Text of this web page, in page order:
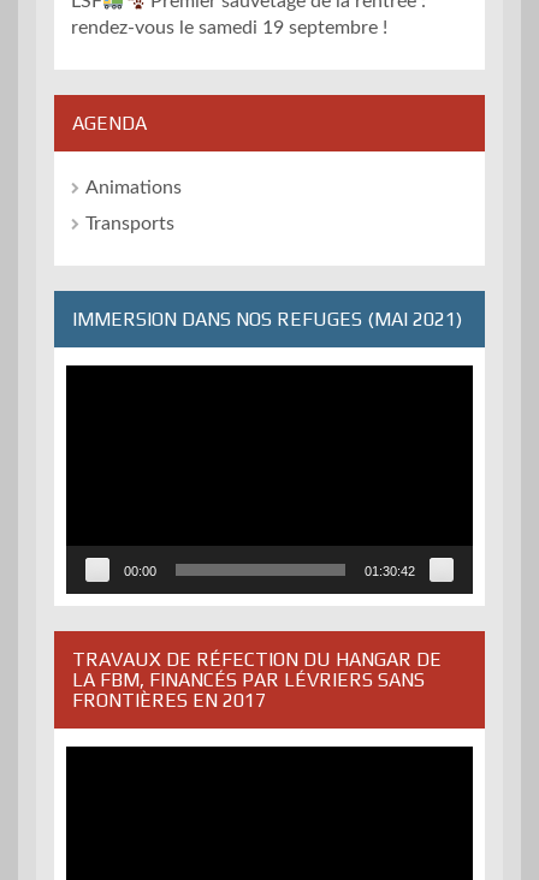
rendez-vous le samedi 19 septembre !
AGENDA
Animations
Transports
IMMERSION DANS NOS REFUGES (MAI 2021)
00:00 01:30:42
TRAVAUX DE RÉFECTION DU HANGAR DE
LA FBM, FINANCÉS PAR LÉVRIERS SANS
FRONTIÈRES EN 2017